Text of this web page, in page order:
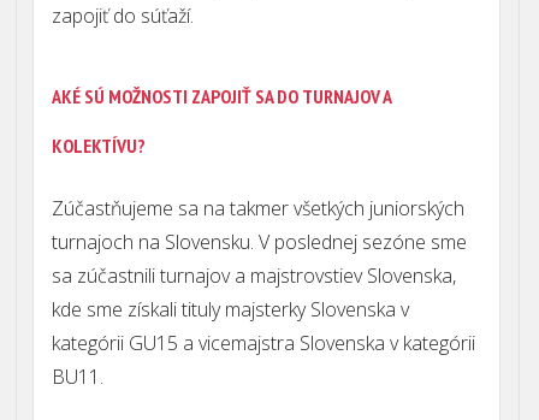
zapojiť do súťaží.
AKÉ SÚ MOŽNOSTI ZAPOJIŤ SA DO TURNAJOV A
KOLEKTÍVU?
Zúčastňujeme sa na takmer všetkých juniorských
turnajoch na Slovensku. V poslednej sezóne sme
sa zúčastnili turnajov a majstrovstiev Slovenska,
kde sme získali tituly majsterky Slovenska v
kategórii GU15 a vicemajstra Slovenska v kategórii
BU11.